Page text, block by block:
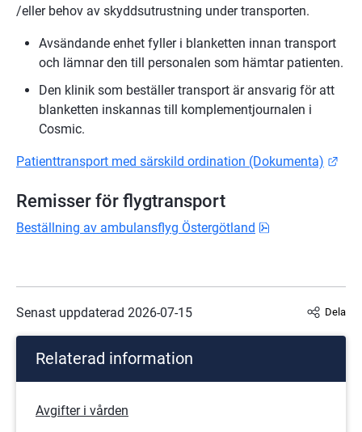
/eller behov av skyddsutrustning under transporten.
Avsändande enhet fyller i blanketten innan transport
och lämnar den till personalen som hämtar patienten.
Den klinik som beställer transport är ansvarig för att
blanketten inskannas till komplementjournalen i
Cosmic.
Patienttransport med särskild ordination (Dokumenta)
Remisser för flygtransport
Beställning av ambulansflyg Östergötland
Senast uppdaterad 2026-07-15 Dela
Relaterad information
Avgifter i vården